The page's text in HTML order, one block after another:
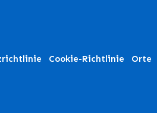
Cookie-Richtlinie Orte